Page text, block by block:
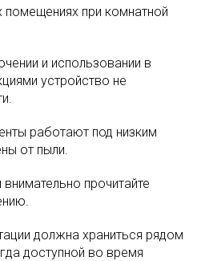
помещениях при комнатной
и использовании в
устройство не
работают под низким
от пыли.
прочитайте
должна храниться рядом
доступной во время